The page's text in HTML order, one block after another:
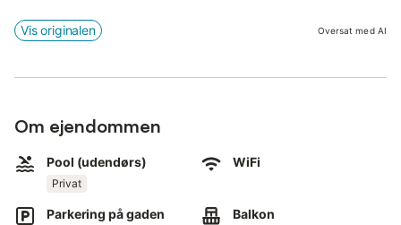
videoopkald), en arbejdsplads, TV, ventilator og vaskemaskine.
barnestol til rådighed.
anmodning og mod ekstra gebyr), have, møblerede
grill, legeplads og udendørs bruser.
Vis originalen Oversat med AI
Om ejendommen
Pool (udendørs)
Privat
WiFi
Parkering på gaden Balkon